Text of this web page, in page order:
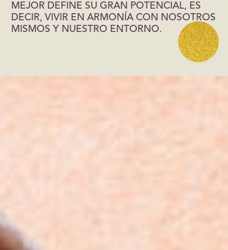
MEJOR DEFINE SU GRAN POTENCIAL, ES
DECIR, VIVIR EN ARMONÍA CON NOSOTROS
MISMOS Y NUESTRO ENTORNO.